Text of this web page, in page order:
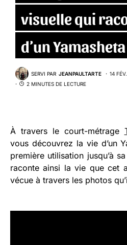
visuelle qui
d’un
SERVI PAR JEANPAULTARTE 14
2 MINUTES DE LECTURE
À travers le court-métrage
vous découvrez la vie d’un
première utilisation jusqu’à
raconte ainsi la vie que cet
vécue à travers les photos